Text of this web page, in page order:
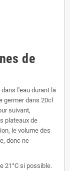
de
l'eau durant la
germer dans 20cl
suivant,
plateaux de
le volume des
donc ne
21°C si possible.